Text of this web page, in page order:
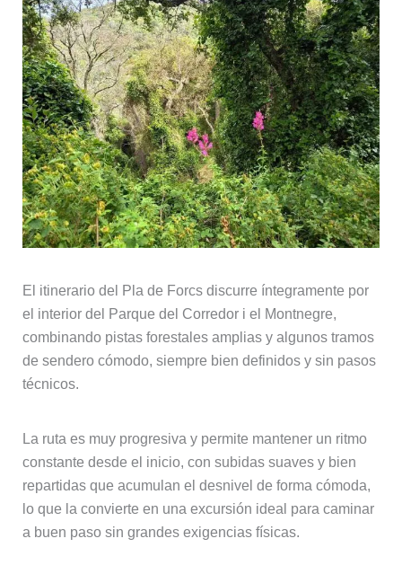
El itinerario del Pla de Forcs discurre íntegramente por
el interior del Parque del Corredor i el Montnegre,
combinando pistas forestales amplias y algunos tramos
de sendero cómodo, siempre bien definidos y sin pasos
técnicos.
La ruta es muy progresiva y permite mantener un ritmo
constante desde el inicio, con subidas suaves y bien
repartidas que acumulan el desnivel de forma cómoda,
lo que la convierte en una excursión ideal para caminar
a buen paso sin grandes exigencias físicas.